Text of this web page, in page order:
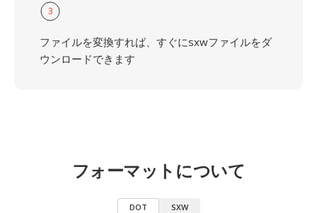
3
ファイルを変換すれば、すぐにsxwファイルをダ
ウンロードできます
フォーマットについて
DOT SXW